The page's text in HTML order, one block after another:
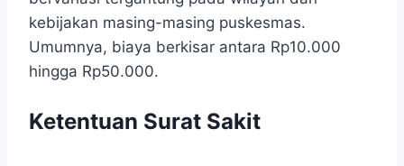
kebijakan masing-masing puskesmas.
Umumnya, biaya berkisar antara Rp10.000
hingga Rp50.000.
Ketentuan Surat Sakit